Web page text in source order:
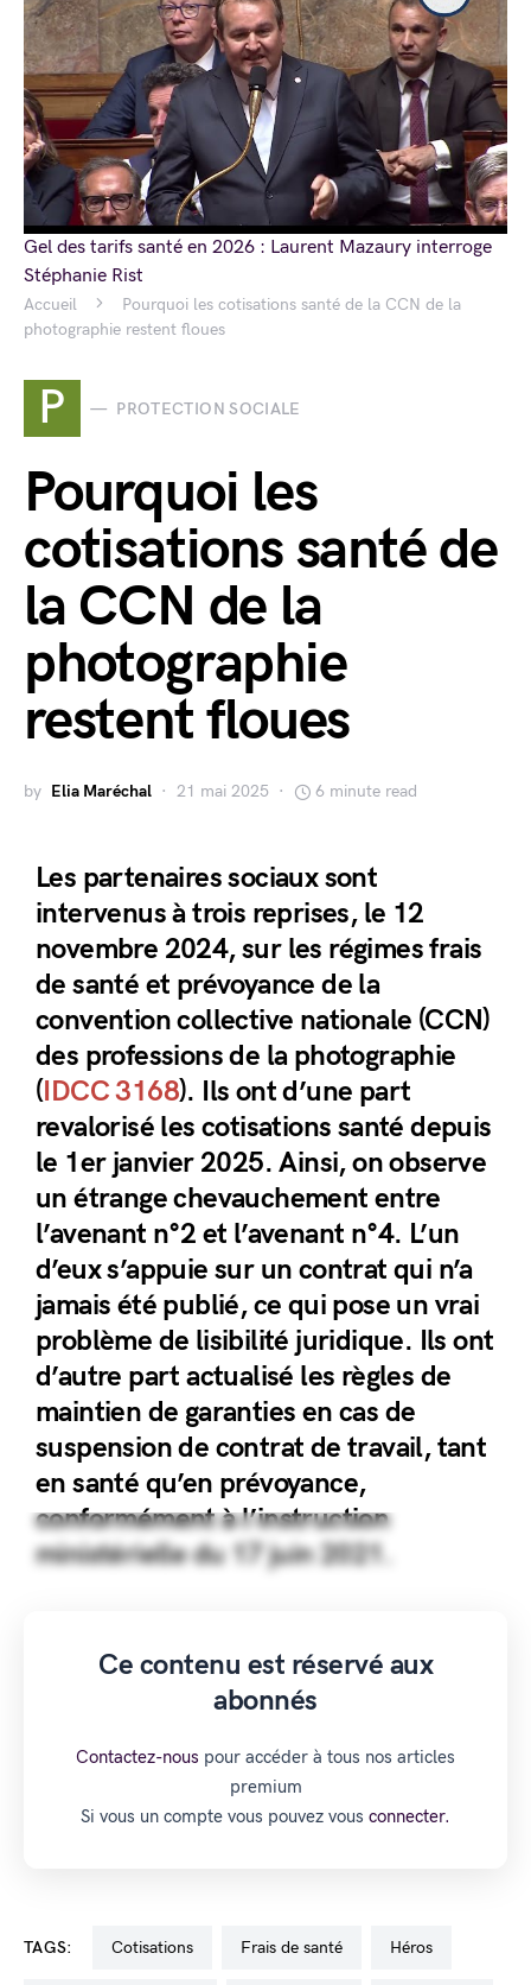
Accueil
Pourquoi les cotisations santé de la CCN de la
photographie restent floues
P PROTECTION SOCIALE
Pourquoi les
cotisations santé de
la CCN de la
photographie
restent floues
by Elia Maréchal 21 mai 2025 6 minute read
Les partenaires sociaux sont
intervenus à trois reprises, le 12
novembre 2024, sur les régimes frais
de santé et prévoyance de la
convention collective nationale (CCN)
des professions de la photographie
(IDCC 3168). Ils ont d’une part
revalorisé les cotisations santé depuis
le 1er janvier 2025. Ainsi, on observe
un étrange chevauchement entre
l’avenant n°2 et l’avenant n°4. L’un
d’eux s’appuie sur un contrat qui n’a
jamais été publié, ce qui pose un vrai
problème de lisibilité juridique. Ils ont
d’autre part actualisé les règles de
maintien de garanties en cas de
suspension de contrat de travail, tant
en santé qu’en prévoyance,
conformément à l’instruction
ministérielle du 17 juin 2021.
Ce contenu est réservé aux
abonnés
Contactez-nous pour accéder à tous nos articles
premium
Si vous un compte vous pouvez vous connecter.
TAGS: cotisations frais de santé Héros
Gel des tarifs santé en 2026 : Laurent Mazaury interroge
Stéphanie Rist